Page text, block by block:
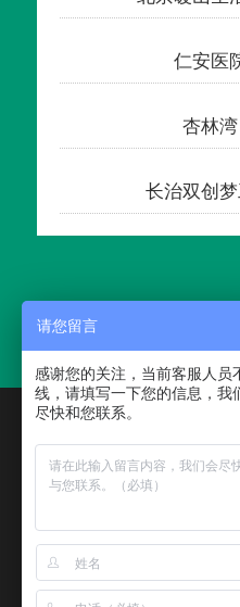
仁安医
杏林湾
长治双创
首页 垃圾桶
用途分类： 垃圾分类亭 户
新
铸铝垃圾桶
请您留言
感谢您的关注，当前客服人员
线，请填写一下您的信息，我
尽快和您联系。